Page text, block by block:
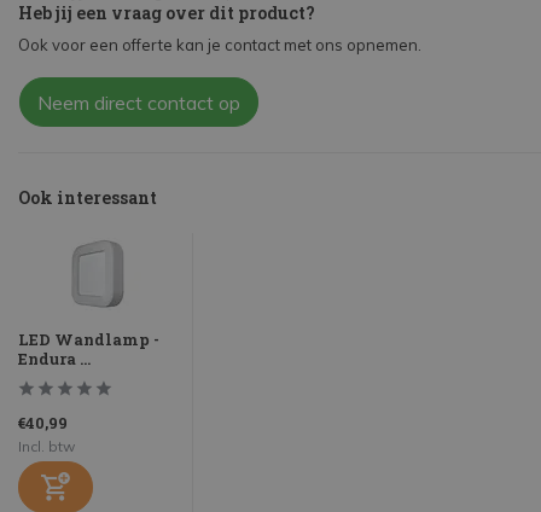
Heb jij een vraag over dit product?
Ook voor een offerte kan je contact met ons opnemen.
Neem direct contact op
Ook interessant
LED Wandlamp -
Endura ...
€40,99
Incl. btw